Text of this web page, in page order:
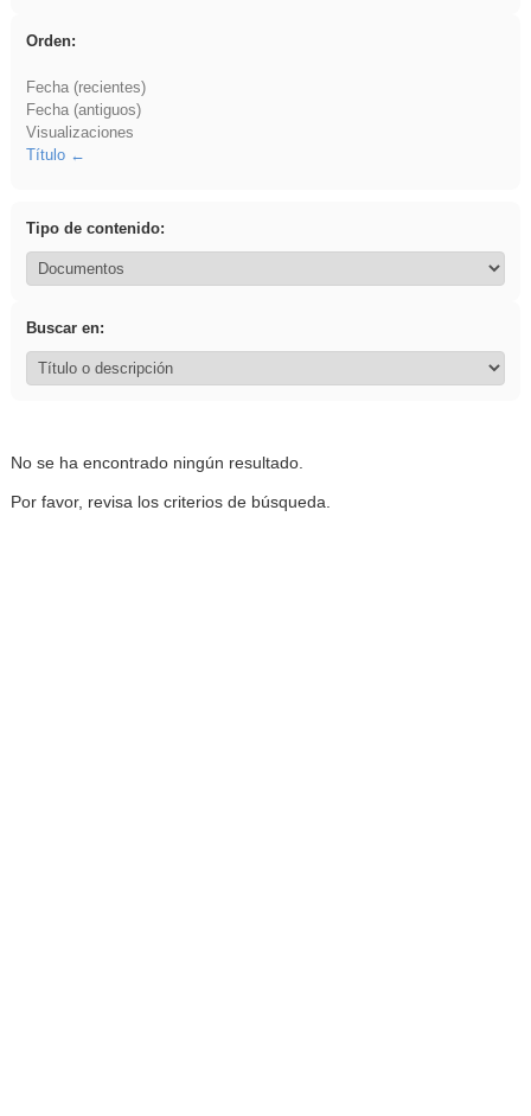
Orden:
Fecha (recientes)
Fecha (antiguos)
Visualizaciones
Título
Tipo de contenido:
Buscar en:
No se ha encontrado ningún resultado.
Por favor, revisa los criterios de búsqueda.